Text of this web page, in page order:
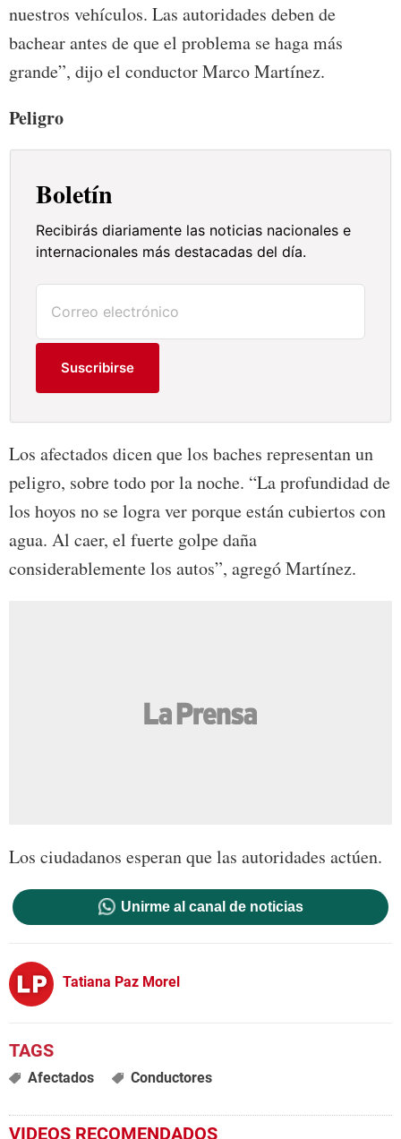
nuestros vehículos. Las autoridades deben de
bachear antes de que el problema se haga más
grande”, dijo el conductor Marco Martínez.
Peligro
Boletín
Recibirás diariamente las noticias nacionales e
internacionales más destacadas del día.
Suscribirse
Los afectados dicen que los baches representan un
peligro, sobre todo por la noche. “La profundidad de
los hoyos no se logra ver porque están cubiertos con
agua. Al caer, el fuerte golpe daña
considerablemente los autos”, agregó Martínez.
Los ciudadanos esperan que las autoridades actúen.
Unirme al canal de noticias
Tatiana Paz Morel
Afectados Conductores
VIDEOS RECOMENDADOS